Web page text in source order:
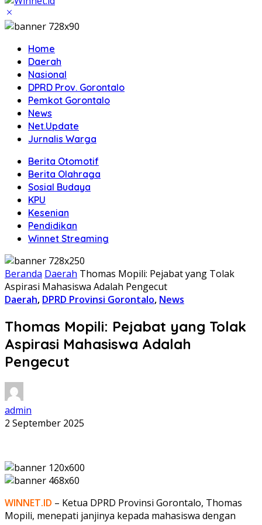
Home
Daerah
Nasional
DPRD Prov. Gorontalo
Pemkot Gorontalo
News
Net.Update
Jurnalis Warga
Berita Otomotif
Berita Olahraga
Sosial Budaya
KPU
Kesenian
Pendidikan
Winnet Streaming
Beranda Daerah Thomas Mopili: Pejabat yang Tolak
Aspirasi Mahasiswa Adalah Pengecut
Daerah, DPRD Provinsi Gorontalo, News
Thomas Mopili: Pejabat yang Tolak
Aspirasi Mahasiswa Adalah
Pengecut
admin
2 September 2025
WINNET.ID – Ketua DPRD Provinsi Gorontalo, Thomas
Mopili, menepati janjinya kepada mahasiswa dengan